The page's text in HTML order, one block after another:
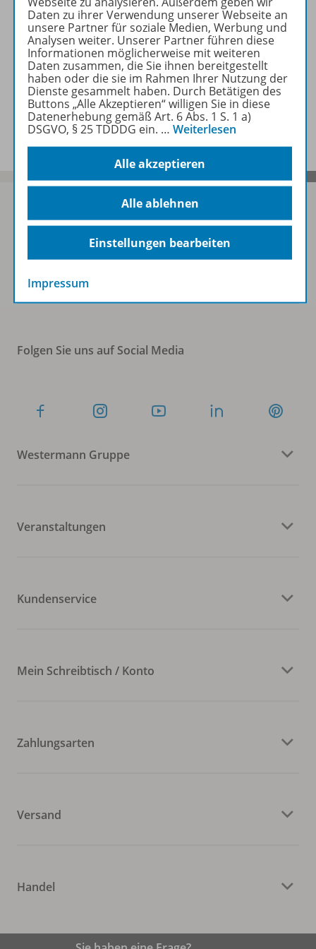
Informationen
Weitere Inhalte der Ausgabe
Spar-Pakete
Sofort profitieren
Zum Newsletter anmelden
Folgen Sie uns auf Social Media
Westermann Gruppe
Veranstaltungen
Kundenservice
Mein Schreibtisch / Konto
Zahlungsarten
Versand
Handel
Daten zu ihrer Verwendung unserer Webseite an
unsere Partner für soziale Medien, Werbung und
Analysen weiter. Unserer Partner führen diese
Informationen möglicherweise mit weiteren
Daten zusammen, die Sie ihnen bereitgestellt
haben oder die sie im Rahmen Ihrer Nutzung der
Dienste gesammelt haben. Durch Betätigen des
Buttons „Alle Akzeptieren“ willigen Sie in diese
Datenerhebung gemäß Art. 6 Abs. 1 S. 1 a)
DSGVO, § 25 TDDDG ein. … Weiterlesen
Alle akzeptieren
Alle ablehnen
Einstellungen bearbeiten
Impressum